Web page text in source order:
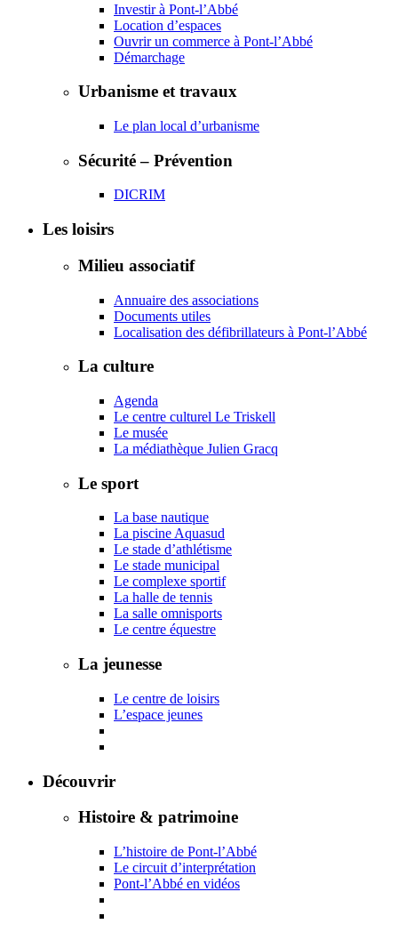
Investir à Pont-l’Abbé
Location d’espaces
Ouvrir un commerce à Pont-l’Abbé
Démarchage
Urbanisme et travaux
Le plan local d’urbanisme
Sécurité – Prévention
DICRIM
Les loisirs
Milieu associatif
Annuaire des associations
Documents utiles
Localisation des défibrillateurs à Pont-l’Abbé
La culture
Agenda
Le centre culturel Le Triskell
Le musée
La médiathèque Julien Gracq
Le sport
La base nautique
La piscine Aquasud
Le stade d’athlétisme
Le stade municipal
Le complexe sportif
La halle de tennis
La salle omnisports
Le centre équestre
La jeunesse
Le centre de loisirs
L’espace jeunes
Découvrir
Histoire & patrimoine
L’histoire de Pont-l’Abbé
Le circuit d’interprétation
Pont-l’Abbé en vidéos